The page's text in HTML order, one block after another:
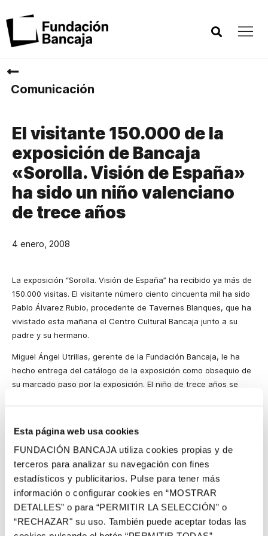
Esta página web usa cookies
FUNDACIÓN BANCAJA utiliza cookies propias y de
terceros para analizar su navegación con fines
estadísticos y publicitarios. Pulse para tener más
información o configurar cookies en “MOSTRAR
DETALLES” o para “PERMITIR LA SELECCIÓN” o
“RECHAZAR" su uso. También puede aceptar todas las
Comunicación
El visitante 150.000 de la
exposición de Bancaja
«Sorolla. Visión de España»
ha sido un niño valenciano
de trece años
4 enero, 2008
La exposición “Sorolla. Visión de España” ha recibido ya más de
150.000 visitas. El visitante número ciento cincuenta mil ha sido
Pablo Álvarez Rubio, procedente de Tavernes Blanques, que ha
vivistado esta mañana el Centro Cultural Bancaja junto a su
padre y su hermano.
Miguel Ángel Utrillas, gerente de la Fundación Bancaja, le ha
hecho entrega del catálogo de la exposición como obsequio de
su marcado paso por la exposición. El niño de trece años se
, ha afirmado Pablo.
“Sorolla. Visión de España”, ubicada en el Centro Cultural
Bancaja de Valencia, estará abierta al público en Valencia hasta
el próximo 31 de marzo. Hasta esa fecha los visitantes podrán
disfrutar de los catorce lienzos que la Hispanic Society de Nueva
York encargó al pintor valenciano.
La exposición, que inauguró la reapertura del Centro Cultural